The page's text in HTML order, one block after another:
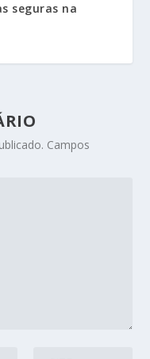
seguras na
Campos